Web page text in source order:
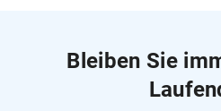
Bleiben Sie